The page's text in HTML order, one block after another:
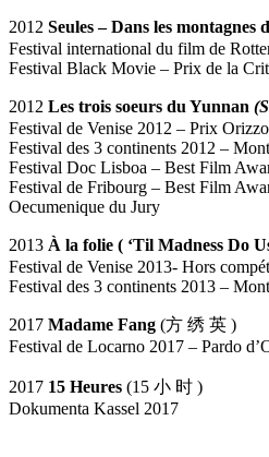
2012 Seules – Dans les montagnes
Festival international du film de
Festival Black Movie – Prix de la
2012 Les trois soeurs du Yunnan
Festival de Venise 2012 – Prix
Festival des 3 continents 2012 –
Festival Doc Lisboa – Best Film
Festival de Fribourg – Best Film
Oecumenique du Jury
2013 À la folie ( ‘Til Madness Do
Festival de Venise 2013- Hors
Festival des 3 continents 2013 –
2017 Madame Fang (方 绣 英 )
Festival de Locarno 2017 – Pardo
2017 15 Heures (15 小 时 )
Dokumenta Kassel 2017